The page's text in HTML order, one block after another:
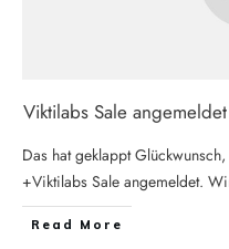
Viktilabs Sale angemeldet
Das hat geklappt
+Viktilabs Sale angemeldet.
Read More